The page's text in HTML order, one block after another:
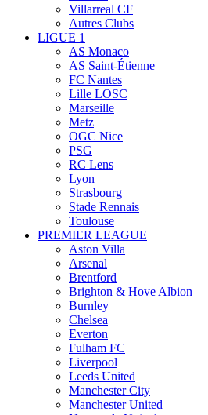
Villarreal CF
Autres Clubs
LIGUE 1
AS Monaco
AS Saint-Étienne
FC Nantes
Lille LOSC
Marseille
Metz
OGC Nice
PSG
RC Lens
Lyon
Strasbourg
Stade Rennais
Toulouse
PREMIER LEAGUE
Aston Villa
Arsenal
Brentford
Brighton & Hove Albion
Burnley
Chelsea
Everton
Fulham FC
Liverpool
Leeds United
Manchester City
Manchester United